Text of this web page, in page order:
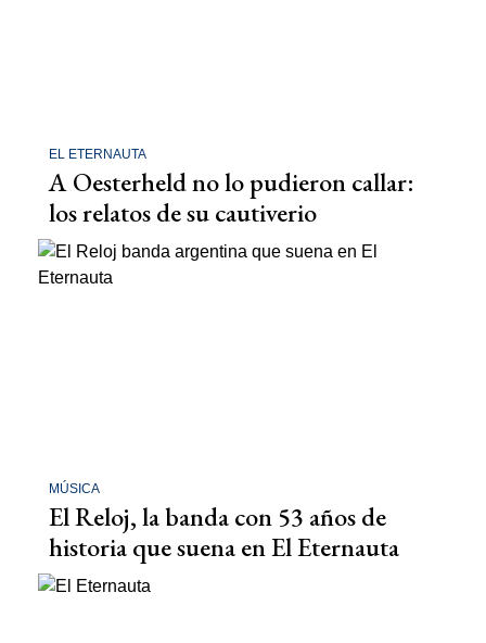
EL ETERNAUTA
A Oesterheld no lo pudieron callar:
los relatos de su cautiverio
MÚSICA
El Reloj, la banda con 53 años de
historia que suena en El Eternauta